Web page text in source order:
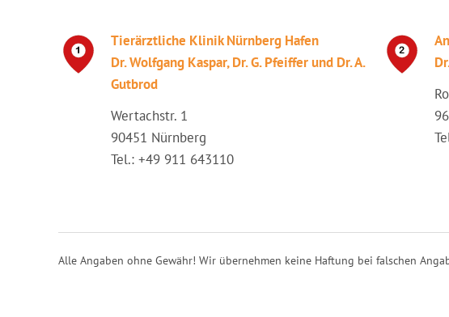
Tierärztliche Klinik Nürnberg Hafen
Dr. Wolfgang Kaspar, Dr. G. Pfeiffer und Dr. A.
Gutbrod
Wertachstr. 1
90451 Nürnberg
Tel.: +49 911 643110
Alle Angaben ohne Gewähr! Wir übernehmen keine Haftung bei falschen